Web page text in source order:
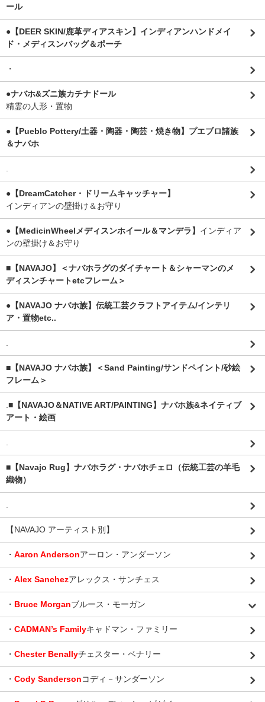
ール
●【DEER SKIN/鹿革ディアスキン】インディアンハンドメイ
ド・メディスンバッグ＆ポーチ
・
●ナバホ&ズニ族カチナドール
精霊の人形・置物
●【Pueblo Pottery/土器・陶器・陶芸・焼き物】プエブロ諸族
＆ナバホ
.
●【DreamCatcher・ドリームキャッチャー】
インディアンの壁掛け＆お守り
●【MedicinWheelメディスンホイール＆マンデラ】 インディア
ンの壁掛け＆お守り
■【NAVAJO】＜ナバホラグのダイチャート＆シャーマンのメ
ディスンチャートetcフレーム＞
●【NAVAJO ナバホ族】伝統工芸クラフトアイテム/インテリ
ア・置物etc..
.
■【NAVAJO ナバホ族】＜Sand Painting/サンドペイント/砂絵
フレーム＞
.■【NAVAJO＆NATIVE ART/PAINTING】ナバホ族&ネイティブ
アート・絵画
.
■【Navajo Rug】ナバホラグ・ナバホチェロ（伝統工芸の羊毛
織物）
.
【NAVAJO アーティスト別】
・ Aaron Andersonアーロン・アンダーソン
・ Alex Sanchezアレックス・サンチェス
・ Bruce Morganブルース・モーガン
・ CADMAN’s Familyキャドマン・ファミリー
・ Chester Benallyチェスター・ベナリー
・ Cody Sandersonコディ－サンダーソン